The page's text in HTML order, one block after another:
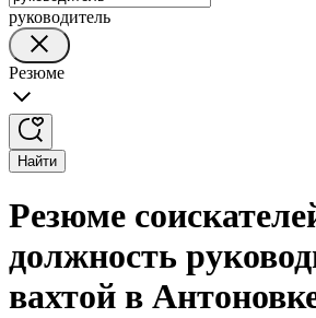
руководитель
Резюме
Найти
Резюме
должность
вахтой в